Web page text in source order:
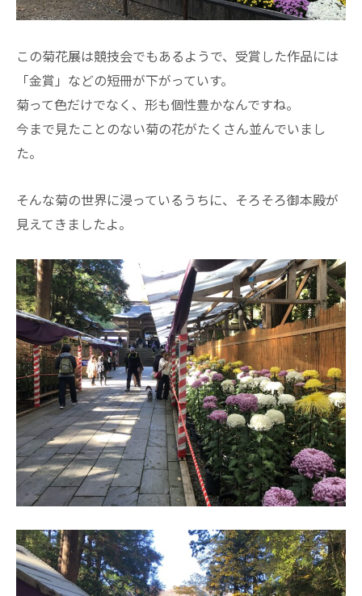
この菊花展は競技会でもあるようで、受賞した作品には
「金賞」などの短冊が下がっていす。
菊って色だけでなく、形も個性豊かなんですね。
今まで見たことのない菊の花がたくさん並んでいまし
た。
そんな菊の世界に浸っているうちに、そろそろ御本殿が
見えてきましたよ。